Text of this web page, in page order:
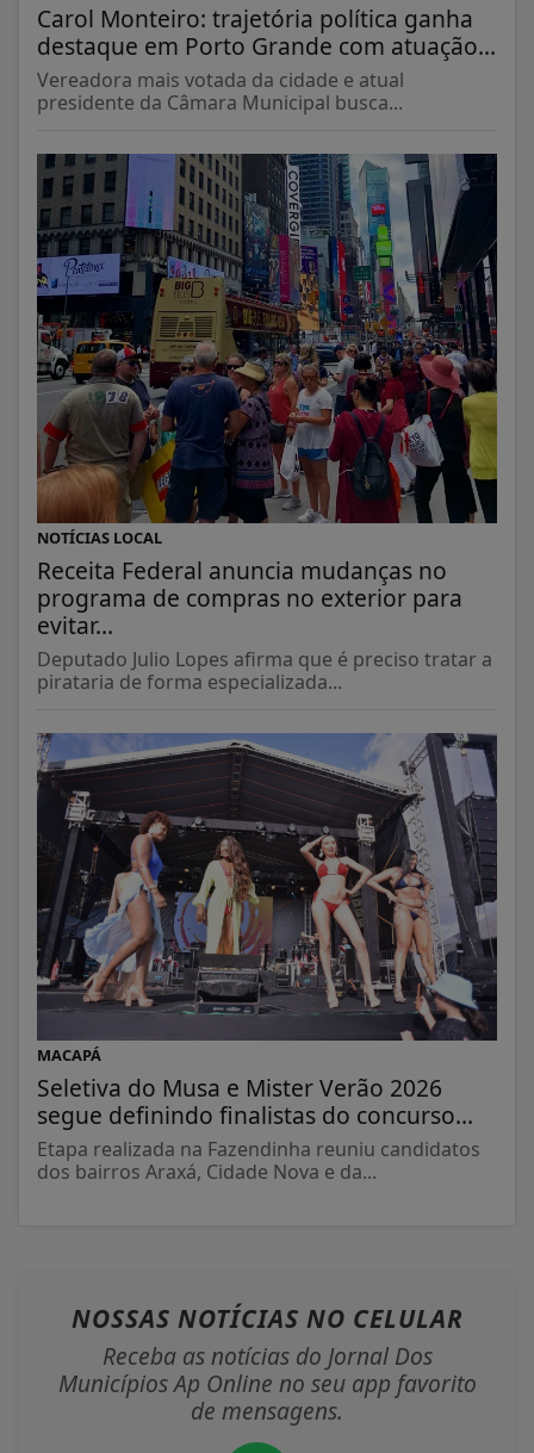
Carol Monteiro: trajetória política ganha
destaque em Porto Grande com atuação...
Vereadora mais votada da cidade e atual
presidente da Câmara Municipal busca...
NOTÍCIAS LOCAL
Receita Federal anuncia mudanças no
programa de compras no exterior para
evitar...
Deputado Julio Lopes afirma que é preciso tratar a
pirataria de forma especializada...
MACAPÁ
Seletiva do Musa e Mister Verão 2026
segue definindo finalistas do concurso...
Etapa realizada na Fazendinha reuniu candidatos
dos bairros Araxá, Cidade Nova e da...
NOSSAS NOTÍCIAS NO CELULAR
Receba as notícias do Jornal Dos
Municípios Ap Online no seu app favorito
de mensagens.